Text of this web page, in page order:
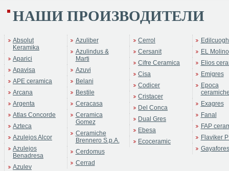
НАШИ ПРОИЗВОДИТЕЛИ
Absolut
Keramika
Aparici
Apavisa
APE ceramica
Arcana
Argenta
Atlas Concorde
Azteca
Azulejos Alcor
Azulejos
Benadresa
Azulev
Azuliber
Azulindus &
Marti
Azuvi
Belani
Bestile
Ceracasa
Ceramica
Gomez
Ceramiche
Brennero S.p.A.
Cerdomus
Cerrad
Cerrol
Cersanit
Cifre Ceramica
Cisa
Codicer
Cristacer
Del Conca
Dual Gres
Ebesa
Ecoceramic
EL Molino
Elios
Emigres
Epoca
Exagres
Fanal
FAP
Flaviker
Gayafores